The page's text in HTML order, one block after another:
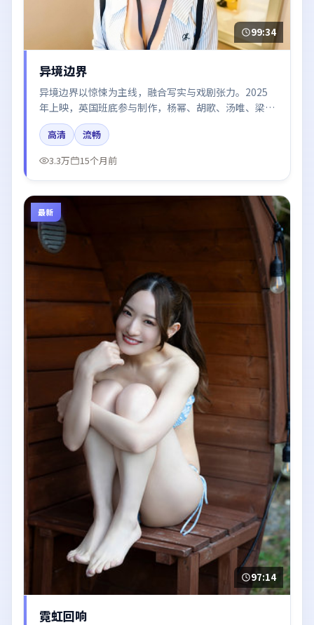
99:34
异境边界
异境边界以惊悚为主线，融合写实与戏剧张力。2025
年上映，英国班底参与制作，杨幂、胡歌、汤唯、梁朝
伟在片中呈现细腻表演，影像风格统一，配乐与剪辑强
化了情绪曲线。
高清
流畅
3.3万
15个月前
最新
97:14
霓虹回响